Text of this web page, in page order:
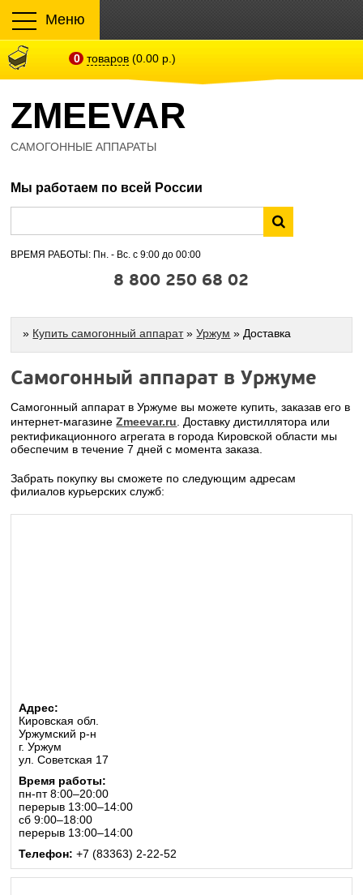
Меню
0 товаров (0.00 р.)
ZMEEVAR
САМОГОННЫЕ АППАРАТЫ
Мы работаем по всей России
ВРЕМЯ РАБОТЫ: Пн. - Вс. с 9:00 до 00:00
8 800 250 68 02
» Купить самогонный аппарат»Уржум » Доставка
Самогонный аппарат в Уржуме
Самогонный аппарат в Уржуме вы можете купить, заказав его в
интернет-магазинеZmeevar.ru . Доставку дистиллятора или
ректификационного агрегата в города Кировской области мы
обеспечим в течение 7 дней с момента заказа.
Забрать покупку вы сможете по следующим адресам
филиалов курьерских служб:
Адрес:
Кировская обл.
Уржумский р-н
г. Уржум
ул. Советская 17
Время работы:
пн-пт 8:00–20:00
перерыв 13:00–14:00
сб 9:00–18:00
перерыв 13:00–14:00
Телефон: +7 (83363) 2-22-52